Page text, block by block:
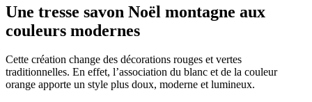
Une tresse savon Noël montagne aux
couleurs modernes
Cette création change des décorations rouges et vertes
traditionnelles. En effet, l’association du blanc et de la couleur
orange apporte un style plus doux, moderne et lumineux.